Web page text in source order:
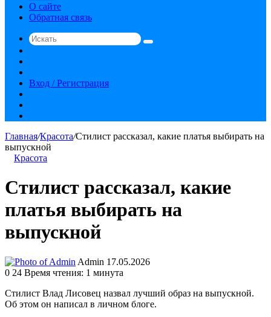
О сайте
Обратная связь
Искать
статья
Вход / Регистрация
Главная/Красота/Стилист рассказал, какие платья выбирать на
выпускной
Красота
Стилист рассказал, какие
платья выбирать на
выпускной
Admin Send
an
17.05.2026
0 24 Время чтения: 1 минута
Стилист Влад Лисовец назвал лучший образ на выпускной.
Об этом он написал в личном блоге.